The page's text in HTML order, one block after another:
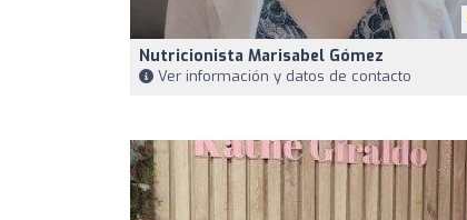
Nutricionista Marisabel Gómez
Ver información y datos de contacto